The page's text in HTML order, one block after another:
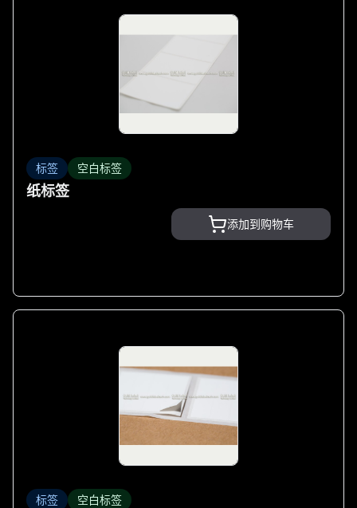
标签 空白标签
纸标签
添加到购物车
标签 空白标签